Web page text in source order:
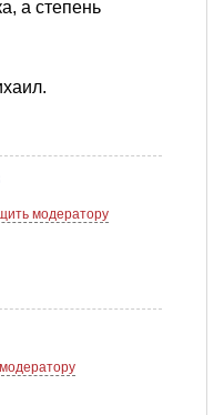
а степень
модератору